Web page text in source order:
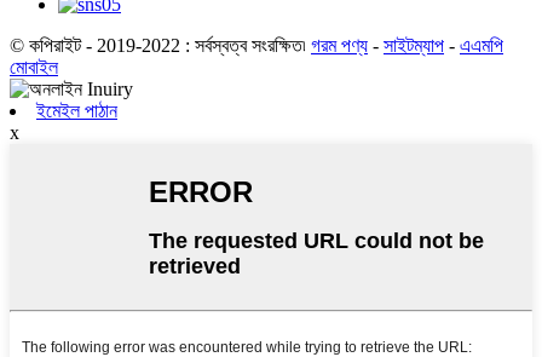
© কপিরাইট - 2019-2022 : সর্বস্বত্ব সংরক্ষিত৷ গরম পণ্য - সাইটম্যাপ - এএমপি
মোবাইল
ইমেইল পাঠান
x